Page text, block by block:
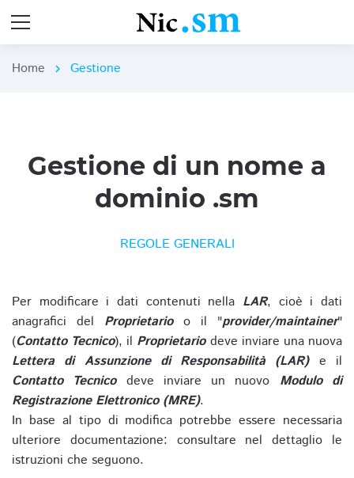
Home chevron_right Gestione
Gestione di un nome a
dominio .sm
REGOLE GENERALI
Per modificare i dati contenuti nella LAR, cioè i dati
anagrafici del Proprietarioo il "provider/maintainer"
(Contatto Tecnico), il Proprietariodeve inviare una nuova
Lettera di Assunzione di Responsabilità (LAR)e il
Contatto Tecnicodeve inviare un nuovo Modulo di
Registrazione Elettronico (MRE).
In base al tipo di modifica potrebbe essere necessaria
ulteriore documentazione: consultare nel dettaglio le
istruzioni che seguono.